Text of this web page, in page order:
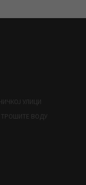
УЛИЦИ
ТРОШИТЕ ВОДУ